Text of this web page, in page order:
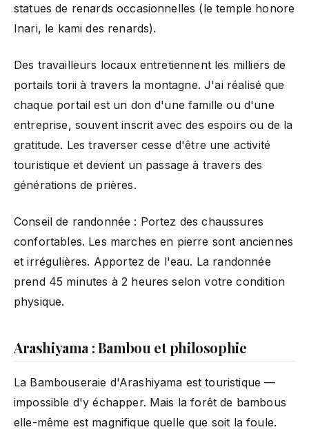
statues de renards occasionnelles (le temple honore
Inari, le kami des renards).
Des travailleurs locaux entretiennent les milliers de
portails torii à travers la montagne. J'ai réalisé que
chaque portail est un don d'une famille ou d'une
entreprise, souvent inscrit avec des espoirs ou de la
gratitude. Les traverser cesse d'être une activité
touristique et devient un passage à travers des
générations de prières.
Conseil de randonnée : Portez des chaussures
confortables. Les marches en pierre sont anciennes
et irrégulières. Apportez de l'eau. La randonnée
prend 45 minutes à 2 heures selon votre condition
physique.
Arashiyama : Bambou et philosophie
La Bambouseraie d'Arashiyama est touristique —
impossible d'y échapper. Mais la forêt de bambous
elle-même est magnifique quelle que soit la foule.